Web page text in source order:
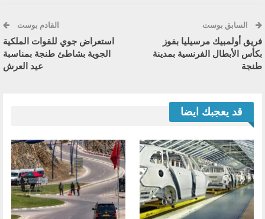
السابق بوست
فريق أولمبيك مرسيليا بفوز
بكأس الأبطال الفرنسية بمدينة
طنجة
القادم بوست
استعراض جوي للقوات الملكية
الجوية بشاطئ طنجة بمناسبة
عيد العرش
قد يعجبك ايضا